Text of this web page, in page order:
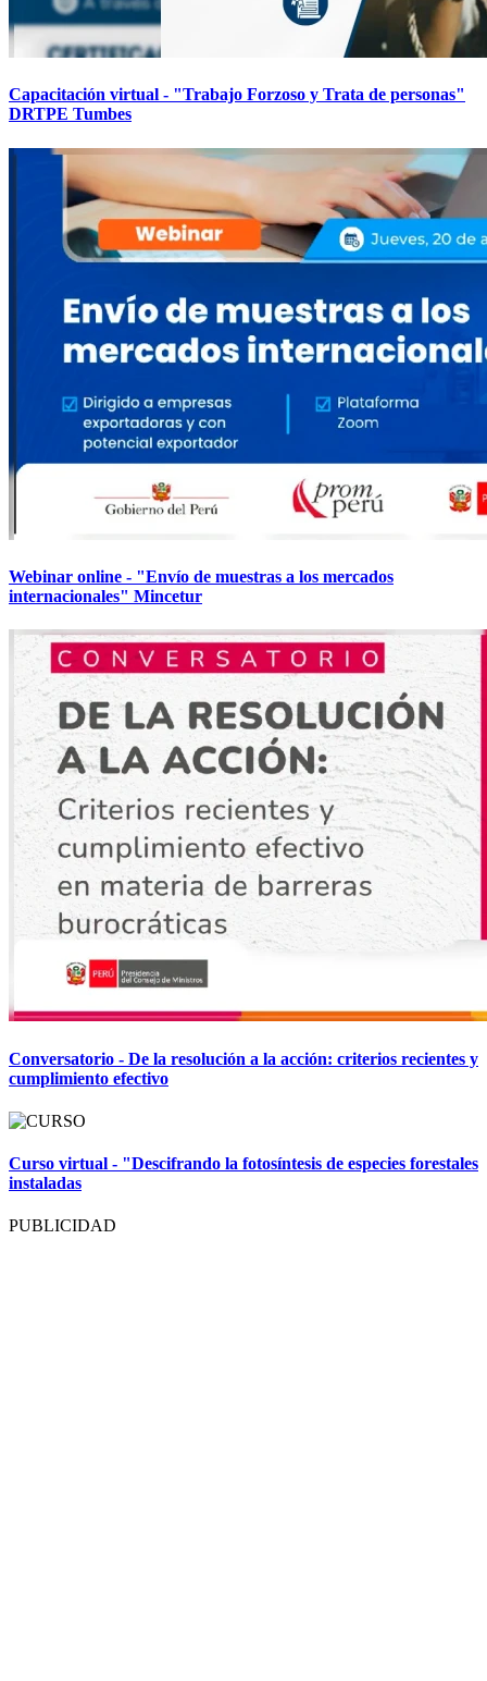
Capacitación virtual - "Trabajo Forzoso y Trata de personas"
DRTPE Tumbes
Webinar online - "Envío de muestras a los mercados
internacionales" Mincetur
Conversatorio - De la resolución a la acción: criterios recientes y
cumplimiento efectivo
Curso virtual - "Descifrando la fotosíntesis de especies forestales
instaladas
PUBLICIDAD